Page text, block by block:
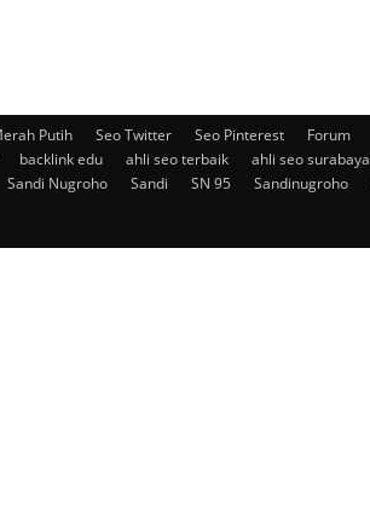
Putih Seo Twitter Seo Pinterest Forum
backlink edu ahli seo terbaik ahli seo surabaya
Sandi Nugroho Sandi SN 95 Sandinugroho